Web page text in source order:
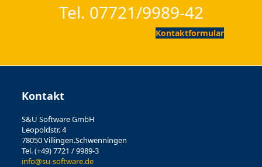
Tel. 07721/9989-42
Kontaktformular
Kontakt
S&U Software GmbH
Leopoldstr. 4
78050 Villingen.Schwenningen
Tel. (+49) 7721 / 9989-3
info@su-software.de